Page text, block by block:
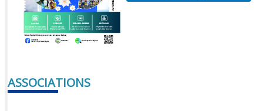
ASSOCIATIONS